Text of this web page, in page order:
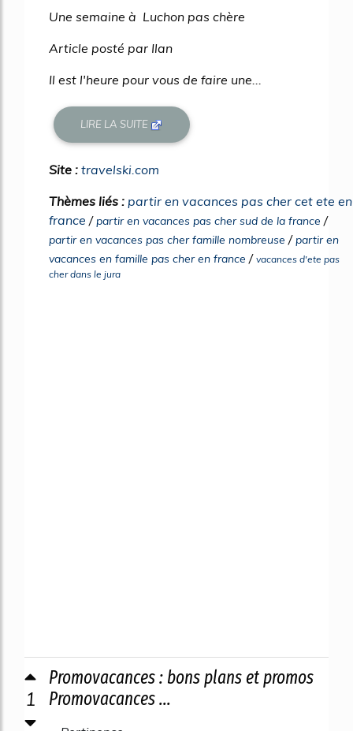
Une semaine à Luchon pas chère
Article posté par Ilan
Il est l'heure pour vous de faire une...
LIRE LA SUITE
Site : travelski.com
Thèmes liés : partir en vacances pas cher cet ete en
france /partir en vacances pas cher sud de la france /
partir en vacances pas cher famille nombreuse /partir en
vacances en famille pas cher en france / vacances d'ete pas
cher dans le jura
1
Promovacances : bons plans et promos
Promovacances ...